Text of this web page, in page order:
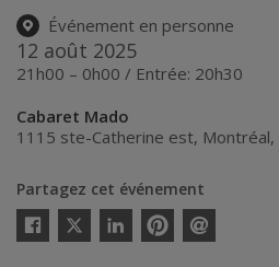
Événement en personne
12 août 2025
21h00 – 0h00 / Entrée: 20h30
Cabaret Mado
1115 ste-Catherine est, Montréal,
Partagez cet événement
Twitter